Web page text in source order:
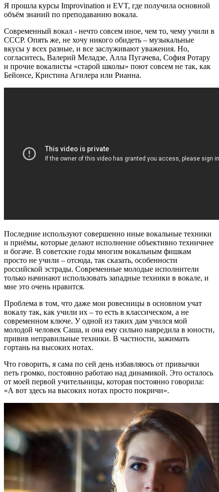
Я прошла курсы Improvination и EVT, где получила основной
объём знаний по преподаванию вокала.
Современный вокал - нечто совсем иное, чем то, чему учили в
СССР. Опять же, не хочу никого обидеть – музыкальные
вкусы у всех разные, и все заслуживают уважения. Но,
согласитесь, Валерий Меладзе, Алла Пугачева, София Ротару
и прочие вокалисты «старой школы» поют совсем не так, как
Бейонсе, Кристина Агилера или Рианна.
Последние используют совершенно иные вокальные техники
и приёмы, которые делают исполнение объективно техничнее
и богаче. В советские годы многим вокальным фишкам
просто не учили – отсюда, так сказать, особенности
российской эстрады. Современные молодые исполнители
только начинают использовать западные техники в вокале, и
мне это очень нравится.
Проблема в том, что даже мои ровесницы в основном учат
вокалу так, как учили их – то есть в классическом, а не
современном ключе. У одной из таких дам учился мой
молодой человек Саша, и она ему сильно навредила в юности,
привив неправильные техники. В частности, зажимать
гортань на высоких нотах.
Что говорить, я сама по сей день избавляюсь от привычки
петь громко, постоянно работаю над динамикой. Это осталось
от моей первой учительницы, которая постоянно говорила:
«А вот здесь на высоких нотах просто покричи».